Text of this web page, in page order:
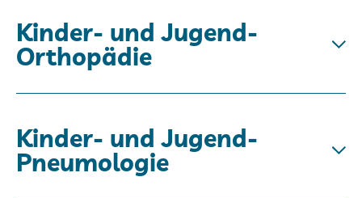
Kinder- und Jugend-
Orthopädie
Kinder- und Jugend-
Pneumologie